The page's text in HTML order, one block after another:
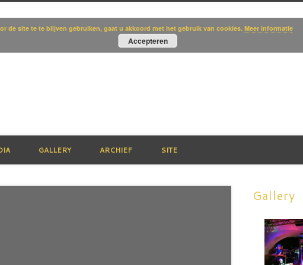
GALLERY ARCHIEF SITE
Gallery
de site te te blijven gebruiken, gaat u akkoord met het gebruik van cookies. Meer informatie
Accepteren